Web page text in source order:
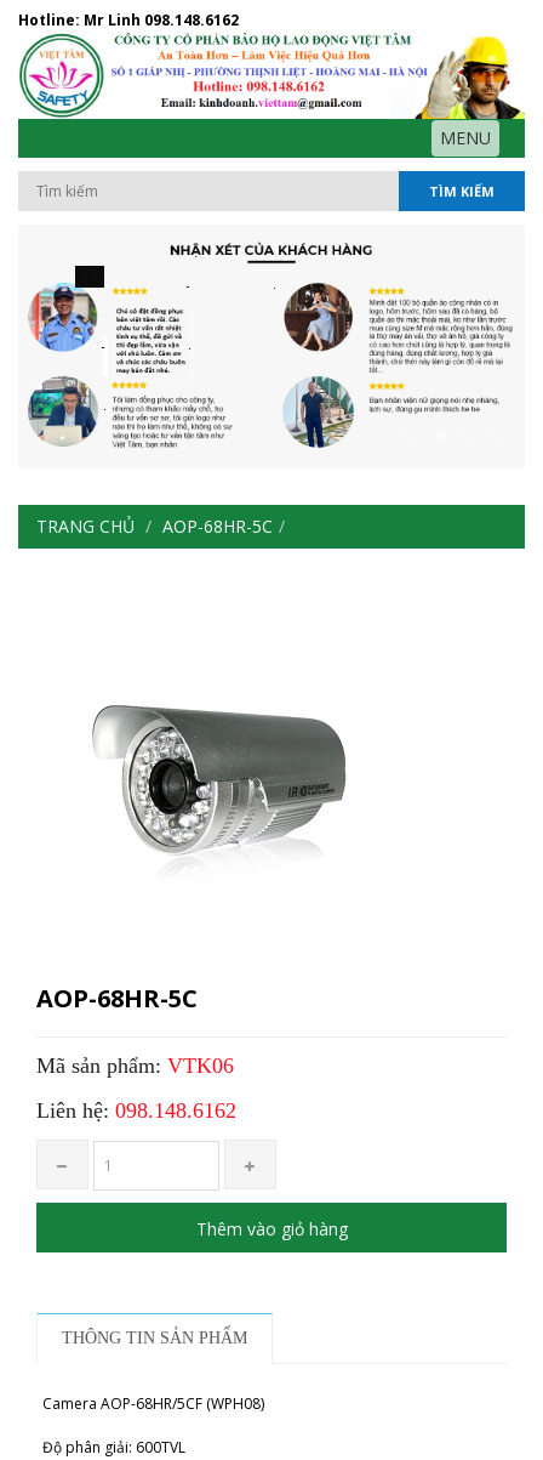
Hotline: Mr Linh 098.148.6162
MENU
TÌM KIẾM
TRANG CHỦ AOP-68HR-5C
AOP-68HR-5C
Mã sản phẩm: VTK06
Liên hệ: 098.148.6162
Thêm vào giỏ hàng
THÔNG TIN SẢN PHẨM
Camera AOP-68HR/5CF (WPH08)
Độ phân giải: 600TVL